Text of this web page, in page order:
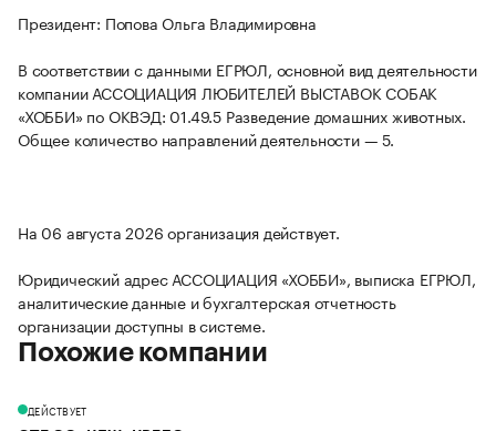
Президент: Попова Ольга Владимировна
В соответствии с данными ЕГРЮЛ, основной вид деятельности
компании АССОЦИАЦИЯ ЛЮБИТЕЛЕЙ ВЫСТАВОК СОБАК
«ХОББИ» по ОКВЭД: 01.49.5 Разведение домашних животных.
Общее количество направлений деятельности — 5.
На 06 августа 2026 организация действует.
Юридический адрес АССОЦИАЦИЯ «ХОББИ», выписка ЕГРЮЛ,
аналитические данные и бухгалтерская отчетность
организации доступны в системе.
Похожие компании
ДЕЙСТВУЕТ